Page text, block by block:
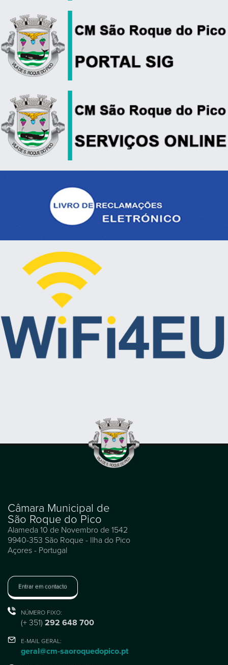
Câmara Municipal de
São Roque do Pico
Alameda 10 de Novembro de 1542
9940-353 São Roque - Ilha do Pico
Açores - Portugal
Entrar em contacto
NÚMERO FIXO:
(+ 351) 292 648 700
E-MAIL GERAL:
geral@cm-saoroquedopico.pt